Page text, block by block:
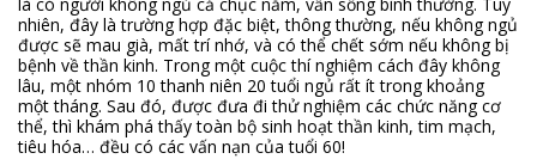
nhiên, đây là trường hợp đặc biệt, thông thường, nếu không ngủ
được sẽ mau già, mất trí nhớ, và có thể chết sớm nếu không bị
bệnh về thần kinh. Trong một cuộc thí nghiệm cách đây không
lâu, một nhóm 10 thanh niên 20 tuổi ngủ rất ít trong khoảng
một tháng. Sau đó, được đưa đi thử nghiệm các chức năng cơ
thể, thì khám phá thấy toàn bộ sinh hoạt thần kinh, tim mạch,
tiêu hóa… đều có các vấn nạn của tuổi 60!